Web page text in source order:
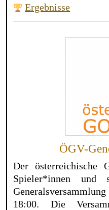
Ergebnisse
ÖGV-
Der österreichische
Spieler*innen und
18:00. Die